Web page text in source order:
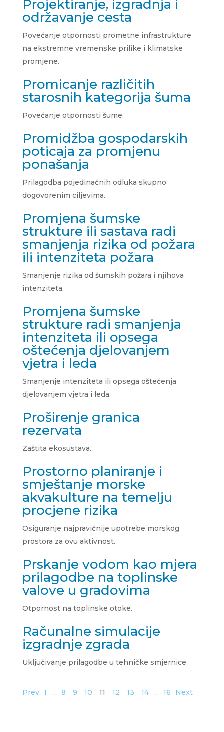
Projektiranje, izgradnja i
održavanje cesta
Povećanje otpornosti prometne infrastrukture
na ekstremne vremenske prilike i klimatske
promjene.
Promicanje različitih
starosnih kategorija šuma
Povećanje otpornosti šume.
Promidžba gospodarskih
poticaja za promjenu
ponašanja
Prilagodba pojedinačnih odluka skupno
dogovorenim ciljevima.
Promjena šumske
strukture ili sastava radi
smanjenja rizika od požara
ili intenziteta požara
Smanjenje rizika od šumskih požara i njihova
intenziteta.
Promjena šumske
strukture radi smanjenja
intenziteta ili opsega
oštećenja djelovanjem
vjetra i leda
Smanjenje intenziteta ili opsega oštećenja
djelovanjem vjetra i leda.
Proširenje granica
rezervata
Zaštita ekosustava.
Prostorno planiranje i
smještanje morske
akvakulture na temelju
procjene rizika
Osiguranje najpravičnije upotrebe morskog
prostora za ovu aktivnost.
Prskanje vodom kao mjera
prilagodbe na toplinske
valove u gradovima
Otpornost na toplinske otoke.
Računalne simulacije
izgradnje zgrada
Uključivanje prilagodbe u tehničke smjernice.
Prev 1 … 8 9 10 11 12 13 14 … 16 Next